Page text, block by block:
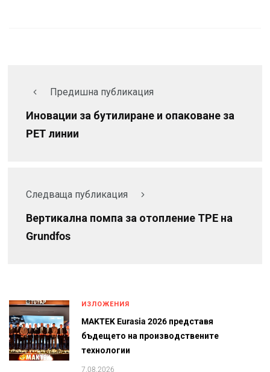
Предишна публикация
Иновации за бутилиране и опаковане за
PET линии
Следваща публикация
Вертикална помпа за отопление ТPE на
Grundfos
ИЗЛОЖЕНИЯ
MAKTEK Eurasia 2026 представя
бъдещето на производствените
технологии
7.08.2026